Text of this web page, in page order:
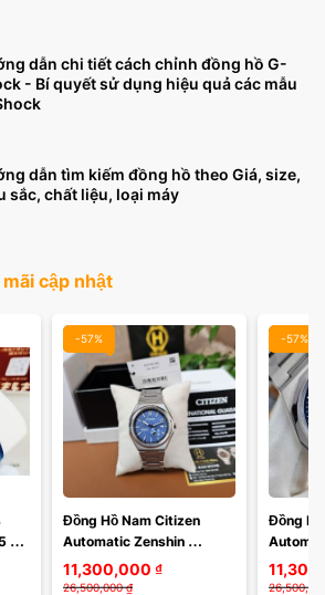
dẫn chi tiết cách chỉnh đồng hồ G-
- Bí quyết sử dụng hiệu quả các mẫu
dẫn tìm kiếm đồng hồ theo Giá, size,
sắc, chất liệu, loại máy
cập nhật
-57%
Đồng Hồ Nam Citizen
Automatic Zenshin
Mechanical Super
Titanium NJ0180-80L –
11,300,000 ₫
26,500,000 ₫
-57%
Đồng
Super
58L –